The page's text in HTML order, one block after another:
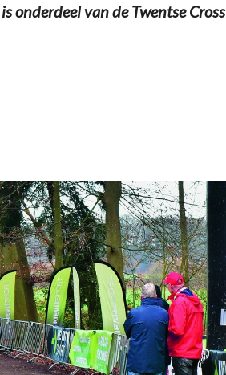
onderdeel van de Twentse Cross